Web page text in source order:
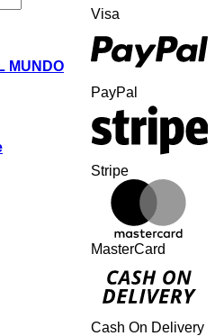
Visa
PayPal
Stripe
MasterCard
Cash On Delivery
MUNDO